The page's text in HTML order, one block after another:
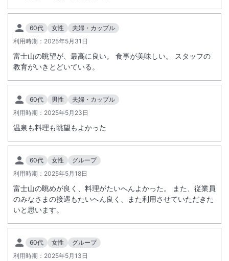
60代 女性
夫婦・カップル
利用時期： 2025年5月31日
富士山の眺望が、最高に良い。 食事が美味しい。 スタッフの
教育がいきとどいている。
60代 男性
夫婦・カップル
利用時期： 2025年5月23日
温泉も料理も眺望もよかった
60代 女性
グループ
利用時期： 2025年5月18日
富士山の眺めが良く、料理がたいへんよかった。 また、従業員
のみなさまの接遇もたいへん良く、また利用させていただきた
いと思います。
60代 女性
グループ
利用時期： 2025年5月13日